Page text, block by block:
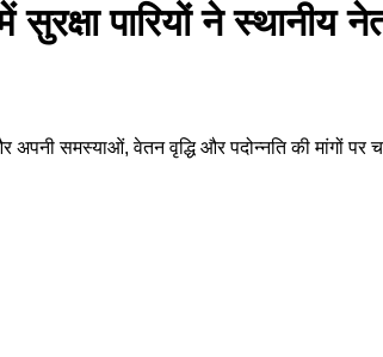
में सुरक्षा पारियों ने
समस्याओं, वेतन वृद्धि और पदोन्नति की मांगों पर